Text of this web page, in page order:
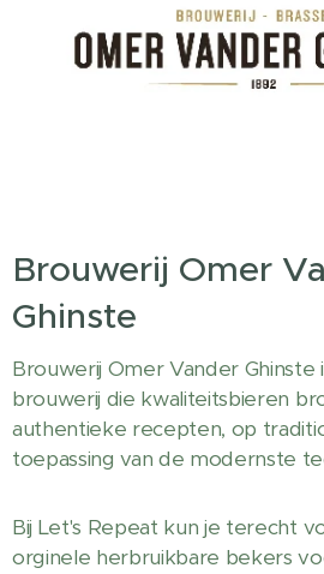
Brouwerij Omer
Ghinste
Brouwerij Omer Vander Ghinste
brouwerij die kwaliteitsbieren
authentieke recepten, op
toepassing van de modernste
Bij Let's Repeat kun je terecht
orginele herbruikbare bekers